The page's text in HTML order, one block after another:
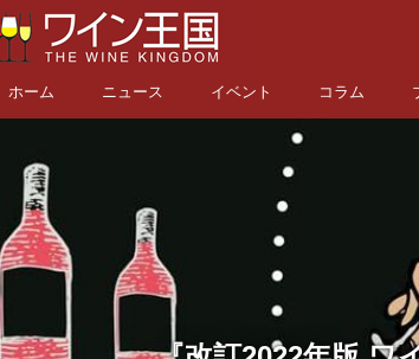
ホーム ニュース イベント コラム